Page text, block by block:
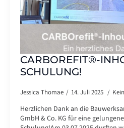
CARBOREFIT®-
SCHULUNG!
Jessica Thomae 14. Juli 2025
Herzlichen Dank an die
GmbH & Co. KG für eine